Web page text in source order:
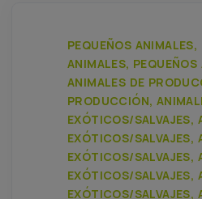
PEQUEÑOS ANIMALES,
ANIMALES, PEQUEÑOS
ANIMALES DE
PRODUCCIÓN,
EXÓTICOS/SALVAJES,
EXÓTICOS/SALVAJES,
EXÓTICOS/SALVAJES,
EXÓTICOS/SALVAJES,
EXÓTICOS/SALVAJES,